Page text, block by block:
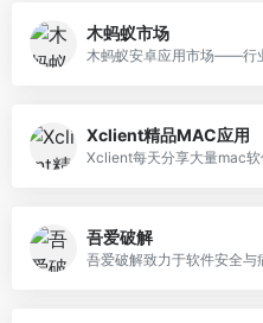
木蚂蚁市场
木蚂蚁安卓应用市场——行
Xclient精品MAC应用
Xclient每天分享大量mac软
吾爱破解
吾爱破解致力于软件安全与